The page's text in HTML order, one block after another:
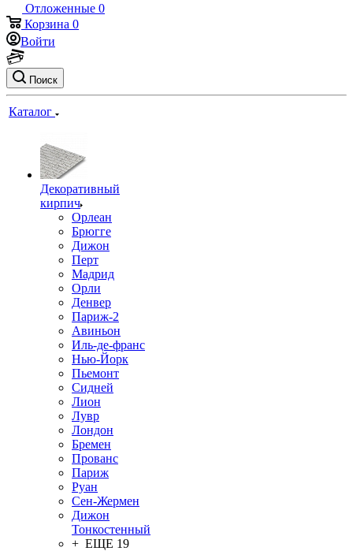
Отложенные 0
Корзина 0
Войти
Поиск
Каталог
Декоративный
кирпич
Орлеан
Брюгге
Дижон
Перт
Мадрид
Орли
Денвер
Париж-2
Авиньон
Иль-де-франс
Нью-Йорк
Пьемонт
Сидней
Лион
Лувр
Лондон
Бремен
Прованс
Париж
Руан
Сен-Жермен
Дижон
Тонкостенный
+ ЕЩЕ 19